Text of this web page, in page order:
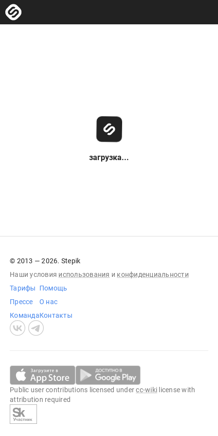
загрузка...
© 2013 — 2026. Stepik
Наши условия использования и конфиденциальности
Тарифы
Прессе
Команда
Помощь
О нас
Контакты
Public user contributions licensed undercc-wiki license with
attribution required